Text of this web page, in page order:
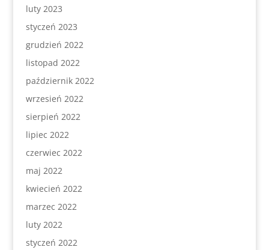
luty 2023
styczeń 2023
grudzień 2022
listopad 2022
październik 2022
wrzesień 2022
sierpień 2022
lipiec 2022
czerwiec 2022
maj 2022
kwiecień 2022
marzec 2022
luty 2022
styczeń 2022